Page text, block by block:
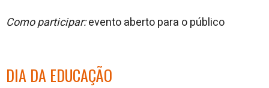
Como participar:evento aberto para o público
DIA DA EDUCAÇÃO